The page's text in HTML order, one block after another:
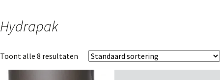
Hydrapak
Toont alle 8 resultaten